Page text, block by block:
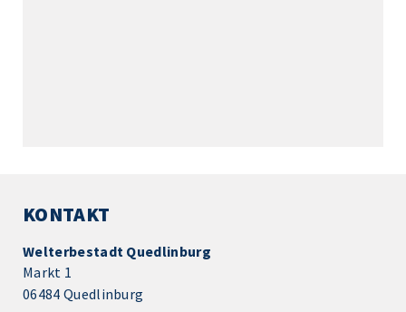
KONTAKT
Welterbestadt Quedlinburg
Markt 1
06484 Quedlinburg